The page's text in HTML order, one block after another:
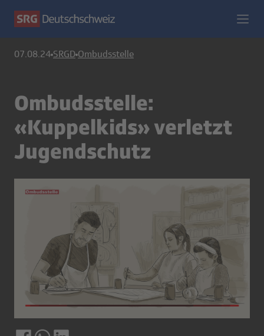
07.08.24 SRGD Ombudsstelle
Ombudsstelle:
«Kuppelkids» verletzt
Jugendschutz